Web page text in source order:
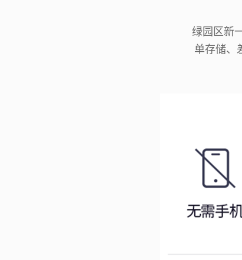
绿园区新
单存储、